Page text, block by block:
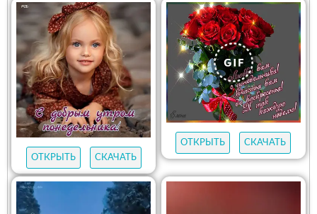
ОТКРЫТЬ СКАЧАТЬ
ОТКРЫТЬ СКАЧАТЬ